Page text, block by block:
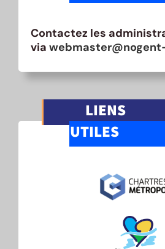
Contactez les
via
LIENS
UTILES